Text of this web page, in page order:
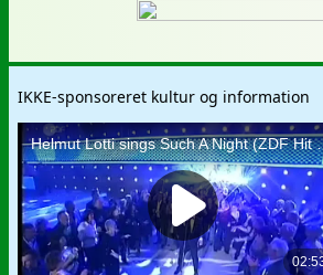
1983.
IKKE-sponsoreret kultur og information